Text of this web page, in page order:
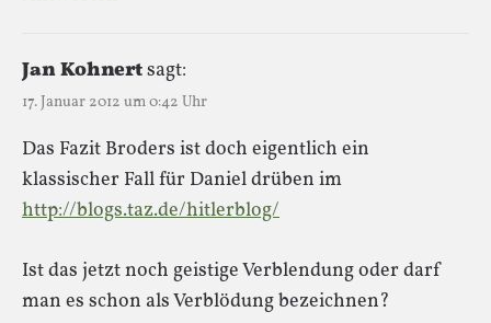
Jan Kohnertsagt:
17. Januar 2012 um 0:42 Uhr
Das Fazit Broders ist doch eigentlich ein
klassischer Fall für Daniel drüben im
http://blogs.taz.de/hitlerblog/
Ist das jetzt noch geistige Verblendung oder darf
man es schon als Verblödung bezeichnen?